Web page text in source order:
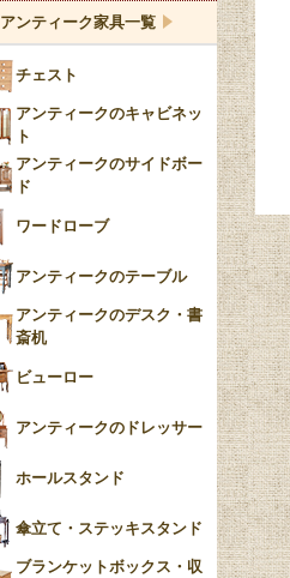
ブルーウィローパターン
Blue）
YUAN
チンツ
クリノリン
アンティーク家具一覧
チェスト
アンティークのキャビネッ
ト
アンティークのサイドボー
ド
ワードローブ
アンティークのテーブル
アンティークのデスク・書
斎机
ビューロー
アンティークのドレッサー
ホールスタンド
傘立て・ステッキスタンド
ブランケットボックス・収